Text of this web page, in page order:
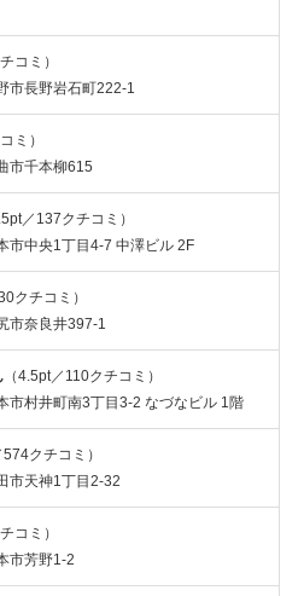
コミ）
市長野岩石町222-1
ミ）
市千本柳615
／137クチコミ）
市中央1丁目4-7 中澤ビル 2F
クチコミ）
市奈良井397-1
（4.5pt／110クチコミ）
市村井町南3丁目3-2 なづなビル 1階
574クチコミ）
市天神1丁目2-32
コミ）
市芳野1-2